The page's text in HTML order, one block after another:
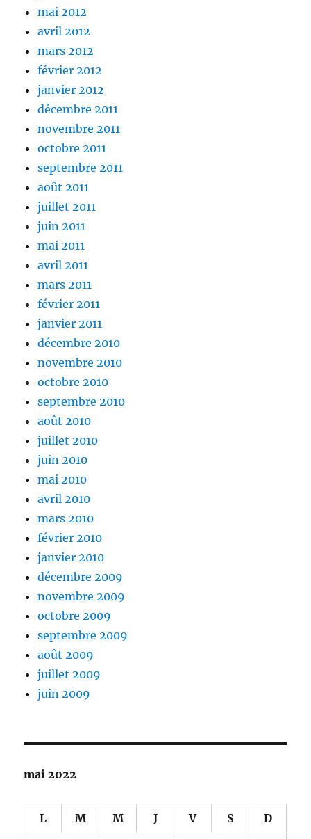
mai 2012
avril 2012
mars 2012
février 2012
janvier 2012
décembre 2011
novembre 2011
octobre 2011
septembre 2011
août 2011
juillet 2011
juin 2011
mai 2011
avril 2011
mars 2011
février 2011
janvier 2011
décembre 2010
novembre 2010
octobre 2010
septembre 2010
août 2010
juillet 2010
juin 2010
mai 2010
avril 2010
mars 2010
février 2010
janvier 2010
décembre 2009
novembre 2009
octobre 2009
septembre 2009
août 2009
juillet 2009
juin 2009
mai 2022
L M M J V S D